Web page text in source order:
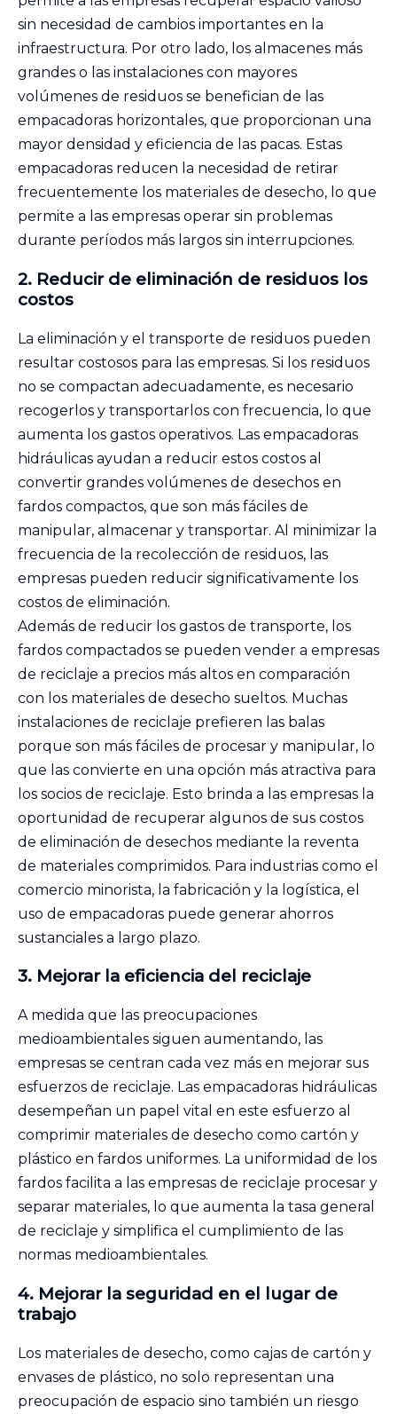
sin necesidad de cambios importantes en la
infraestructura. Por otro lado, los almacenes más
grandes o las instalaciones con mayores
volúmenes de residuos se benefician de las
empacadoras horizontales, que proporcionan una
mayor densidad y eficiencia de las pacas. Estas
empacadoras reducen la necesidad de retirar
frecuentemente los materiales de desecho, lo que
permite a las empresas operar sin problemas
durante períodos más largos sin interrupciones.
2. Reducir de eliminación de residuos los
costos
La eliminación y el transporte de residuos pueden
resultar costosos para las empresas. Si los residuos
no se compactan adecuadamente, es necesario
recogerlos y transportarlos con frecuencia, lo que
aumenta los gastos operativos. Las empacadoras
hidráulicas ayudan a reducir estos costos al
convertir grandes volúmenes de desechos en
fardos compactos, que son más fáciles de
manipular, almacenar y transportar. Al minimizar la
frecuencia de la recolección de residuos, las
empresas pueden reducir significativamente los
costos de eliminación.
Además de reducir los gastos de transporte, los
fardos compactados se pueden vender a empresas
de reciclaje a precios más altos en comparación
con los materiales de desecho sueltos. Muchas
instalaciones de reciclaje prefieren las balas
porque son más fáciles de procesar y manipular, lo
que las convierte en una opción más atractiva para
los socios de reciclaje. Esto brinda a las empresas la
oportunidad de recuperar algunos de sus costos
de eliminación de desechos mediante la reventa
de materiales comprimidos. Para industrias como el
comercio minorista, la fabricación y la logística, el
uso de empacadoras puede generar ahorros
sustanciales a largo plazo.
3. Mejorar la eficiencia del reciclaje
A medida que las preocupaciones
medioambientales siguen aumentando, las
empresas se centran cada vez más en mejorar sus
esfuerzos de reciclaje. Las empacadoras hidráulicas
desempeñan un papel vital en este esfuerzo al
comprimir materiales de desecho como cartón y
plástico en fardos uniformes. La uniformidad de los
fardos facilita a las empresas de reciclaje procesar y
separar materiales, lo que aumenta la tasa general
de reciclaje y simplifica el cumplimiento de las
normas medioambientales.
4. Mejorar la seguridad en el lugar de
trabajo
Los materiales de desecho, como cajas de cartón y
envases de plástico, no solo representan una
preocupación de espacio sino también un riesgo